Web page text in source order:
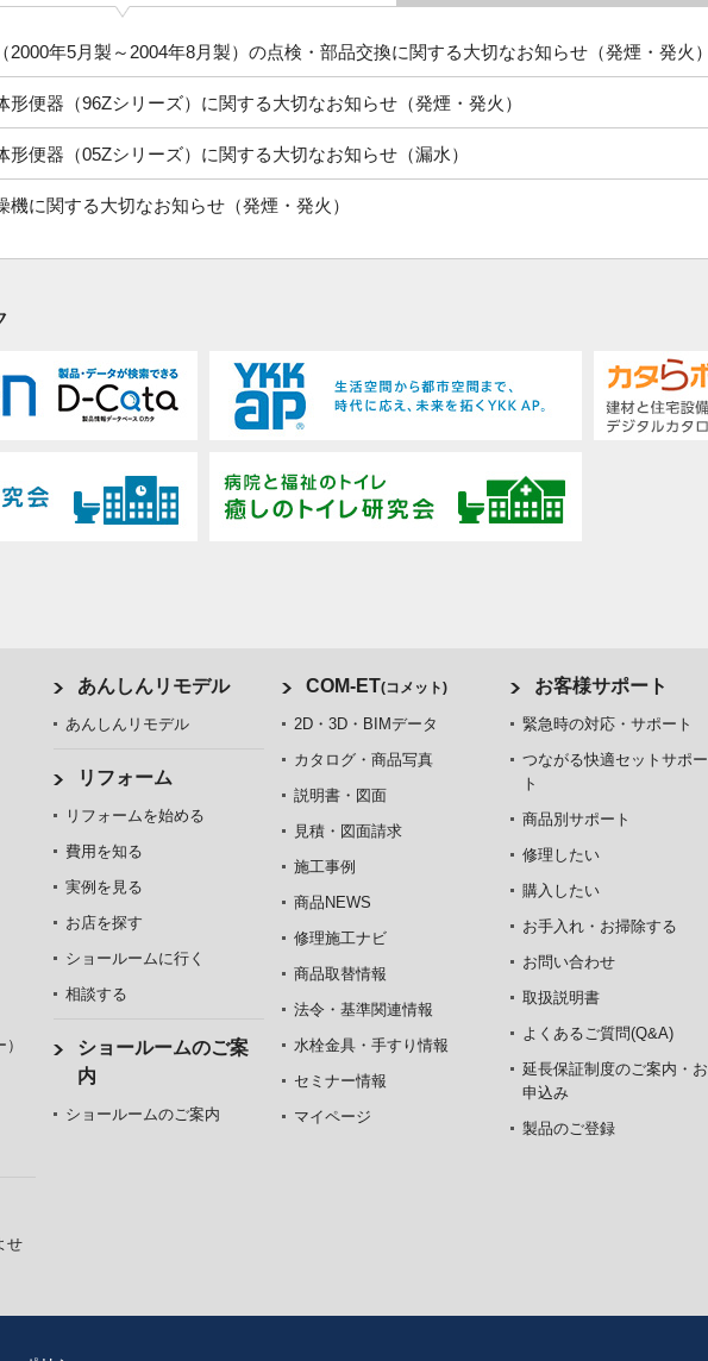
2000年5月製～2004年8月製）の点検・部品交換に関する大切なお知らせ（発煙・発火）
形便器（96Zシリーズ）に関する大切なお知らせ（発煙・発火）
形便器（05Zシリーズ）に関する大切なお知らせ（漏水）
機に関する大切なお知らせ（発煙・発火）
せ
あんしんリモデル
あんしんリモデル
リフォーム
リフォームを始める
費用を知る
実例を見る
お店を探す
ショールームに行く
相談する
ショールームのご案
内
ショールームのご案内
COM-ET(コメット)
2D・3D・BIMデータ
カタログ・商品写真
説明書・図面
見積・図面請求
施工事例
商品NEWS
修理施工ナビ
商品取替情報
法令・基準関連情報
水栓金具・手すり情報
セミナー情報
マイページ
お客様サポート
緊急時の対応・サポート
つながる快適セットサポー
ト
商品別サポート
修理したい
購入したい
お手入れ・お掃除する
お問い合わせ
取扱説明書
よくあるご質問(Q&A)
延長保証制度のご案内・お
申込み
製品のご登録